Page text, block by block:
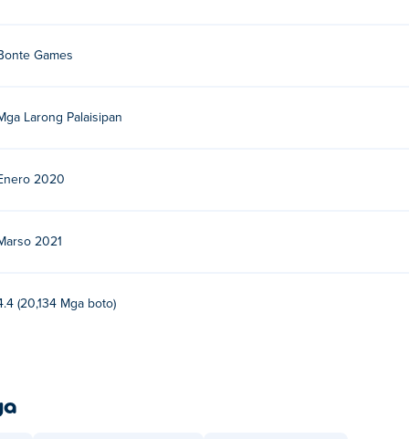
Games
Larong Palaisipan
2020
2021
(20,134 Mga boto)